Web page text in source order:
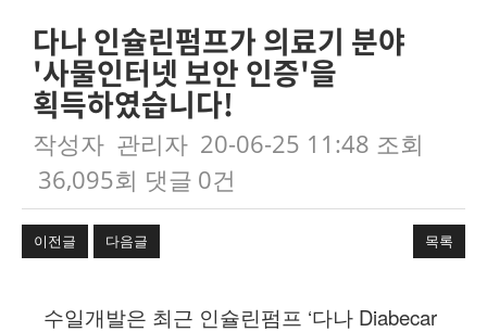
다나 인슐린펌프가 의료기 분야
'사물인터넷 보안 인증'을
획득하였습니다!
작성자 관리자 20-06-25 11:48 조회
36,095회 댓글 0건
이전글 다음글 목록
수일개발은 최근 인슐린펌프 ‘다나 Diabecar